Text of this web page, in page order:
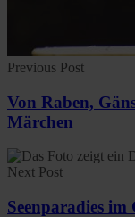
Previous Post
Von Raben,
Märchen
Next Post
Seenparadies im